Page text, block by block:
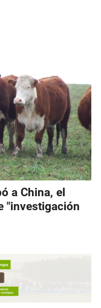
a China, el
"investigación